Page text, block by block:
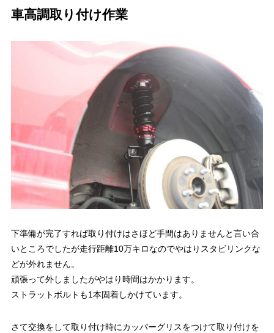
車高調取り付け作業
下準備が完了すれば取り付けはさほど手間はありませんと言い合
いところでしたが走行距離10万キロなのでやはりスタビリンクな
どが外れません。
頑張って外しましたがやはり時間はかかります。
ストラットボルトも1本固着しかけています。
さて交換をして取り付け時にカッパーグリスをつけて取り付けを